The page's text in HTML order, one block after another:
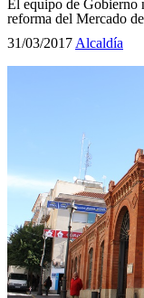
El equipo de Gobierno
reforma del Mercado
31/03/2017Alcaldía